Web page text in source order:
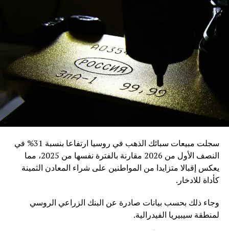
سجلت مبيعات سبائك الذهب في روسيا ارتفاعا بنسبة 31% في
النصف الأول من 2026 مقارنة بالفترة نفسها من 2025، مما
يعكس إقبالا متزايدا من المواطنين على شراء المعادن الثمينة
كأداة للادخار.
وجاء ذلك بحسب بيانات صادرة عن البنك الزراعي الروسي
لمنطقة سيبيريا الفيدرالية.